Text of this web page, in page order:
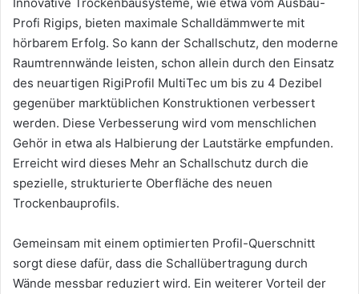
Profi Rigips, bieten maximale Schalldämmwerte mit
hörbarem Erfolg. So kann der Schallschutz, den moderne
Raumtrennwände leisten, schon allein durch den Einsatz
des neuartigen RigiProfil MultiTec um bis zu 4 Dezibel
gegenüber marktüblichen Konstruktionen verbessert
werden. Diese Verbesserung wird vom menschlichen
Gehör in etwa als Halbierung der Lautstärke empfunden.
Erreicht wird dieses Mehr an Schallschutz durch die
spezielle, strukturierte Oberfläche des neuen
Trockenbauprofils.
Gemeinsam mit einem optimierten Profil-Querschnitt
sorgt diese dafür, dass die Schallübertragung durch
Wände messbar reduziert wird. Ein weiterer Vorteil der